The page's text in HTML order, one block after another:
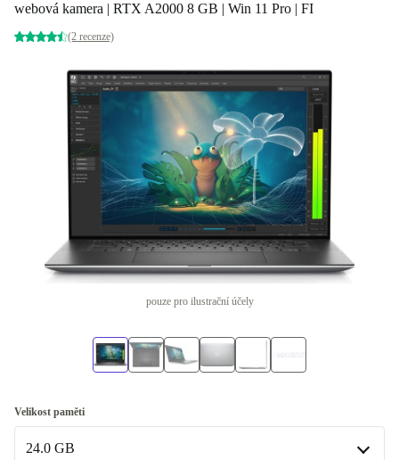
webová kamera | RTX A2000 8 GB | Win 11 Pro | FI
(2 recenze)
pouze pro ilustrační účely
Velikost paměti
24.0 GB